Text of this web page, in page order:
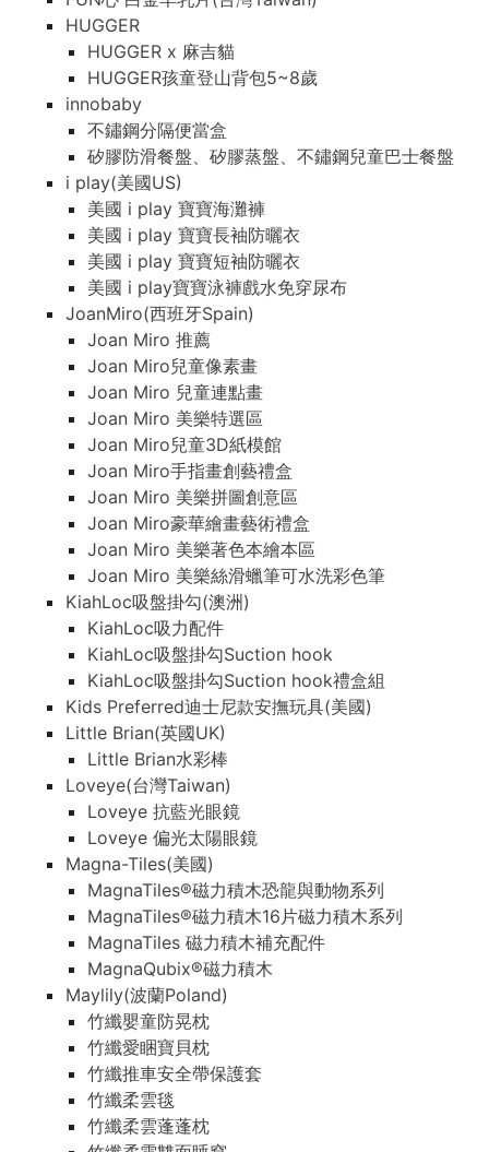
HUGGER
HUGGER x 麻吉貓
HUGGER孩童登山背包5~8歲
innobaby
不鏽鋼分隔便當盒
矽膠防滑餐盤、矽膠蒸盤、不鏽鋼兒童巴士餐盤
i play(美國US)
美國 i play 寶寶海灘褲
美國 i play 寶寶長袖防曬衣
美國 i play 寶寶短袖防曬衣
美國 i play寶寶泳褲戲水免穿尿布
JoanMiro(西班牙Spain)
Joan Miro 推薦
Joan Miro兒童像素畫
Joan Miro 兒童連點畫
Joan Miro 美樂特選區
Joan Miro兒童3D紙模館
Joan Miro手指畫創藝禮盒
Joan Miro 美樂拼圖創意區
Joan Miro豪華繪畫藝術禮盒
Joan Miro 美樂著色本繪本區
Joan Miro 美樂絲滑蠟筆可水洗彩色筆
KiahLoc吸盤掛勾(澳洲)
KiahLoc吸力配件
KiahLoc吸盤掛勾Suction hook
KiahLoc吸盤掛勾Suction hook禮盒組
Kids Preferred迪士尼款安撫玩具(美國)
Little Brian(英國UK)
Little Brian水彩棒
Loveye(台灣Taiwan)
Loveye 抗藍光眼鏡
Loveye 偏光太陽眼鏡
Magna-Tiles(美國)
MagnaTiles®磁力積木恐龍與動物系列
MagnaTiles®磁力積木16片磁力積木系列
MagnaTiles 磁力積木補充配件
MagnaQubix®磁力積木
Maylily(波蘭Poland)
竹纖嬰童防晃枕
竹纖愛睏寶貝枕
竹纖推車安全帶保護套
竹纖柔雲毯
竹纖柔雲蓬蓬枕